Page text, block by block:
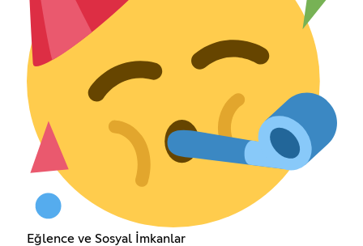
Eğlence ve Sosyal İmkanlar